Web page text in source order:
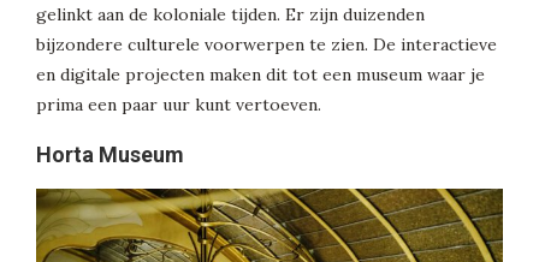
gelinkt aan de koloniale tijden. Er zijn duizenden
bijzondere culturele voorwerpen te zien. De interactieve
en digitale projecten maken dit tot een museum waar je
prima een paar uur kunt vertoeven.
Horta Museum